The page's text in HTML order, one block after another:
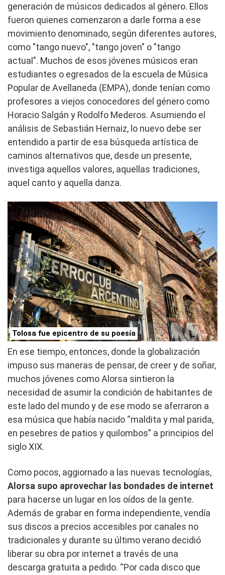
generación de músicos dedicados al género. Ellos
fueron quienes comenzaron a darle forma a ese
movimiento denominado, según diferentes autores,
como "tango nuevo", "tango joven" o "tango
actual". Muchos de esos jóvenes músicos eran
estudiantes o egresados de la escuela de Música
Popular de Avellaneda (EMPA), donde tenían como
profesores a viejos conocedores del género como
Horacio Salgán y Rodolfo Mederos. Asumiendo el
análisis de Sebastián Hernaiz, lo nuevo debe ser
entendido a partir de esa búsqueda artística de
caminos alternativos que, desde un presente,
investiga aquellos valores, aquellas tradiciones,
aquel canto y aquella danza.
Tolosa fue epicentro de su poesía
En ese tiempo, entonces, donde la globalización
impuso sus maneras de pensar, de creer y de soñar,
muchos jóvenes como Alorsa sintieron la
necesidad de asumir la condición de habitantes de
este lado del mundo y de ese modo se aferraron a
esa música que había nacido “maldita y mal parida,
en pesebres de patios y quilombos” a principios del
siglo XIX.
Como pocos, aggiornado a las nuevas tecnologías,
Alorsa supo aprovechar las bondades de internet
para hacerse un lugar en los oídos de la gente.
Además de grabar en forma independiente, vendía
sus discos a precios accesibles por canales no
tradicionales y durante su último verano decidió
liberar su obra por internet a través de una
descarga gratuita a pedido. “Por cada disco que